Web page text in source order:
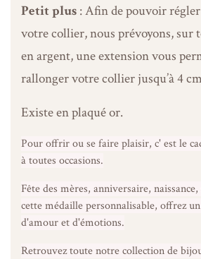
Petit plus : Afin de pouvoir
votre collier, nous prévoyons, sur
en argent, une extension vous
rallonger votre collier jusqu’à 4
Existe en plaqué or.
Pour offrir ou se faire plaisir, c' est le
à toutes occasions.
Fête des mères, anniversaire,
cette médaille personnalisable, offrez
d'amour et d'émotions.
Retrouvez toute notre collection de